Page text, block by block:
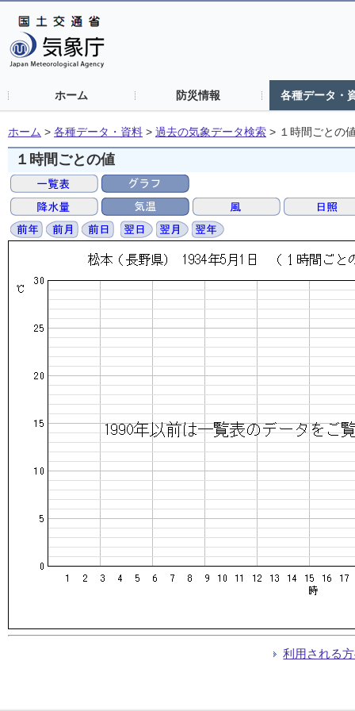
ホーム 防災情報 各種データ・
ホーム > 各種データ・資料 > 過去の気象データ検索 > １時間ごとの
１時間ごとの値
利用される